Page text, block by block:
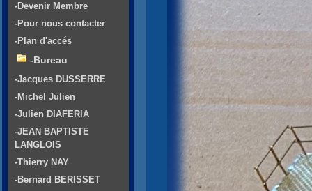
-Devenir Membre
-Pour nous contacter
-Plan d'accés
-Bureau
-Jacques DUSSERRE
-Michel Julien
-Julien DIAFERIA
-JEAN BAPTISTE
LANGLOIS
-Thierry NAY
-Bernard BERISSET